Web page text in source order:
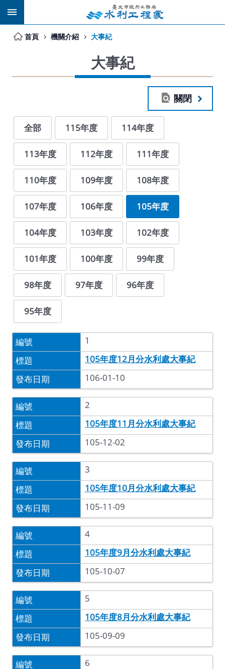
跳到主要內容區塊
首頁 機關介紹 大事紀
大事紀
關閉
全部 115年度 114年度
113年度 112年度 111年度
110年度 109年度 108年度
107年度 106年度 105年度
104年度 103年度 102年度
101年度 100年度 99年度
98年度 97年度 96年度
95年度
1
105年度12月分水利處大事紀
106-01-10
2
105年度11月分水利處大事紀
105-12-02
3
105年度10月分水利處大事紀
105-11-09
4
105年度9月分水利處大事紀
105-10-07
5
105年度8月分水利處大事紀
105-09-09
6